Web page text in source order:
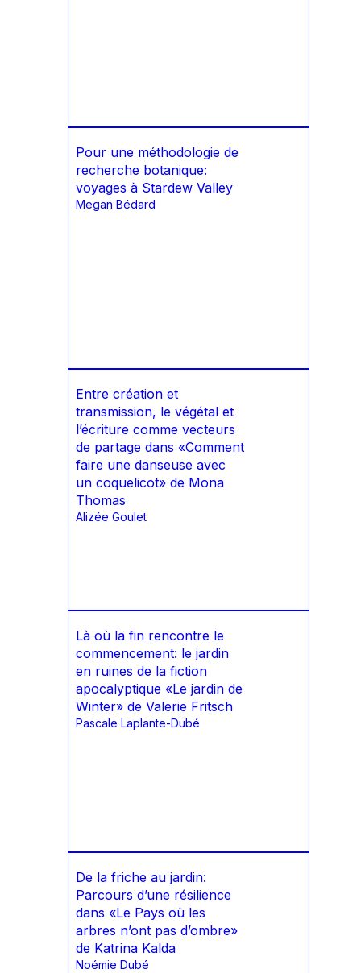
Pour une méthodologie de
recherche botanique:
voyages à Stardew Valley
Megan Bédard
Entre création et
transmission, le végétal et
l’écriture comme vecteurs
de partage dans «Comment
faire une danseuse avec
un coquelicot» de Mona
Thomas
Alizée Goulet
Là où la fin rencontre le
commencement: le jardin
en ruines de la fiction
apocalyptique «Le jardin de
Winter» de Valerie Fritsch
Pascale Laplante-Dubé
De la friche au jardin:
Parcours d’une résilience
dans «Le Pays où les
arbres n’ont pas d’ombre»
de Katrina Kalda
Noémie Dubé